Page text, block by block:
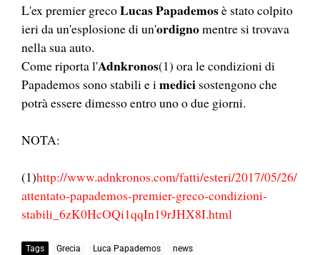
L'ex premier grecoLucas Papademosè stato colpito
ieri da un'esplosione di un'ordignomentre si trovava
nella sua auto.
Come riporta l'Adnkronos(1) ora le condizioni di
Papademos sono stabili e imedici sostengono che
potrà essere dimesso entro uno o due giorni.
NOTA:
(1)http://www.adnkronos.com/fatti/esteri/2017/05/26/
attentato-papademos-premier-greco-condizioni-
stabili_6zK0HcOQi1qqIn19rJHX8I.html
Tags Grecia Luca Papademos news